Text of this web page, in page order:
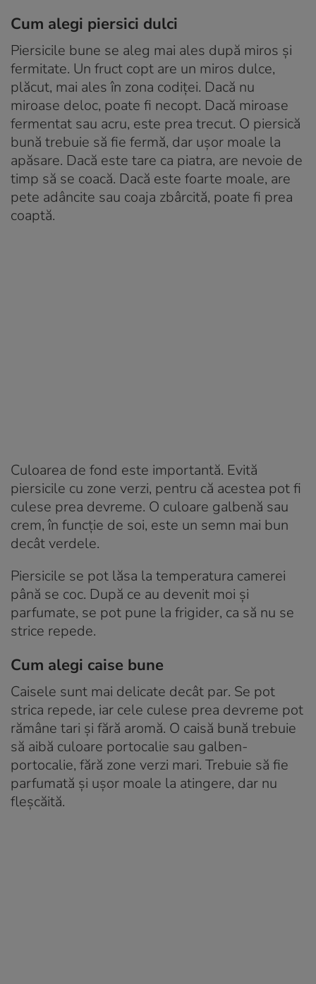
Cum alegi piersici dulci
Piersicile bune se aleg mai ales după miros și
fermitate. Un fruct copt are un miros dulce,
plăcut, mai ales în zona codiței. Dacă nu
miroase deloc, poate fi necopt. Dacă miroase
fermentat sau acru, este prea trecut. O piersică
bună trebuie să fie fermă, dar ușor moale la
apăsare. Dacă este tare ca piatra, are nevoie de
timp să se coacă. Dacă este foarte moale, are
pete adâncite sau coaja zbârcită, poate fi prea
coaptă.
Culoarea de fond este importantă. Evită
piersicile cu zone verzi, pentru că acestea pot fi
culese prea devreme. O culoare galbenă sau
crem, în funcție de soi, este un semn mai bun
decât verdele.
Piersicile se pot lăsa la temperatura camerei
până se coc. După ce au devenit moi și
parfumate, se pot pune la frigider, ca să nu se
strice repede.
Cum alegi caise bune
Caisele sunt mai delicate decât par. Se pot
strica repede, iar cele culese prea devreme pot
rămâne tari și fără aromă. O caisă bună trebuie
să aibă culoare portocalie sau galben-
portocalie, fără zone verzi mari. Trebuie să fie
parfumată și ușor moale la atingere, dar nu
fleșcăită.